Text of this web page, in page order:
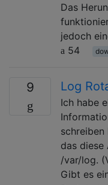
Das
jedoch
54
9 Log
Ich habe
schreiben
das diese
/var/log.
Gibt es